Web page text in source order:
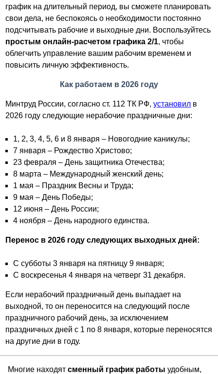
график на длительный период, вы сможете планировать
свои дела, не беспокоясь о необходимости постоянно
подсчитывать рабочие и выходные дни. Воспользуйтесь
простым онлайн-расчетом графика 2/1, чтобы
облегчить управление вашим рабочим временем и
повысить личную эффективность.
Как работаем в 2026 году
Минтруд России, согласно ст. 112 ТК РФ,установил в
2026 году следующие нерабочие праздничные дни:
1, 2, 3, 4, 5, 6 и 8 января – Новогодние каникулы;
7 января – Рождество Христово;
23 февраля – День защитника Отечества;
8 марта – Международный женский день;
1 мая – Праздник Весны и Труда;
9 мая – День Победы;
12 июня – День России;
4 ноября – День народного единства.
Перенос в 2026 году следующих выходных дней:
С субботы 3 января на пятницу 9 января;
С воскресенья 4 января на четверг 31 декабря.
Если нерабочий праздничный день выпадает на
выходной, то он переносится на следующий после
праздничного рабочий день, за исключением
праздничных дней с 1 по 8 января, которые переносятся
на другие дни в году.
Многие находят сменный график работы удобным,